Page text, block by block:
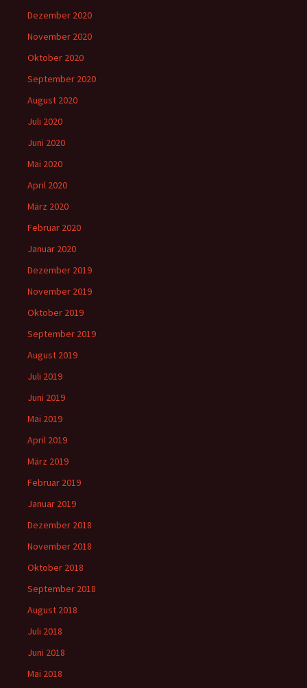
Dezember 2020
November 2020
Oktober 2020
September 2020
August 2020
Juli 2020
Juni 2020
Mai 2020
April 2020
März 2020
Februar 2020
Januar 2020
Dezember 2019
November 2019
Oktober 2019
September 2019
August 2019
Juli 2019
Juni 2019
Mai 2019
April 2019
März 2019
Februar 2019
Januar 2019
Dezember 2018
November 2018
Oktober 2018
September 2018
August 2018
Juli 2018
Juni 2018
Mai 2018